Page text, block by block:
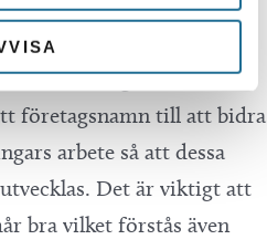
skulle vilja gå in och
att arrangera en
företagsnamn till att bidra
arbete så att dessa
Det är viktigt att
bra vilket förstås även